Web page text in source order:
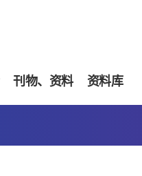
刊物、资料 资料库